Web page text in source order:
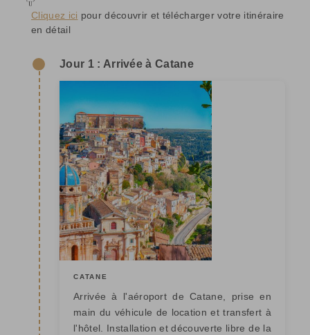
Cliquez ici pour découvrir et télécharger votre itinéraire
en détail
Jour 1 : Arrivée à Catane
CATANE
Arrivée à l'aéroport de Catane, prise en
main du véhicule de location et transfert à
l'hôtel. Installation et découverte libre de la